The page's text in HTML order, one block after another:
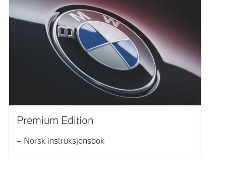
Premium Edition
Norsk instruksjonsbok